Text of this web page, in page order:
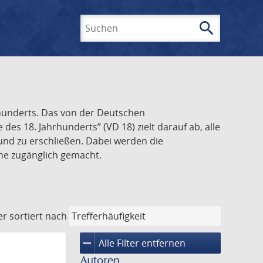
search
Das von der Deutschen
18. Jahrhunderts” (VD 18) zielt darauf ab, alle
zu erschließen. Dabei werden die
zugänglich gemacht.
sortiert nach
remove Alle Filter entfernen